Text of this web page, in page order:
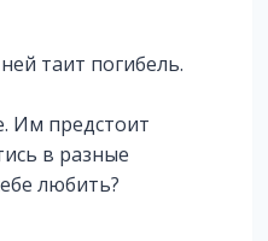
таит погибель.
Им предстоит
в разные
любить?